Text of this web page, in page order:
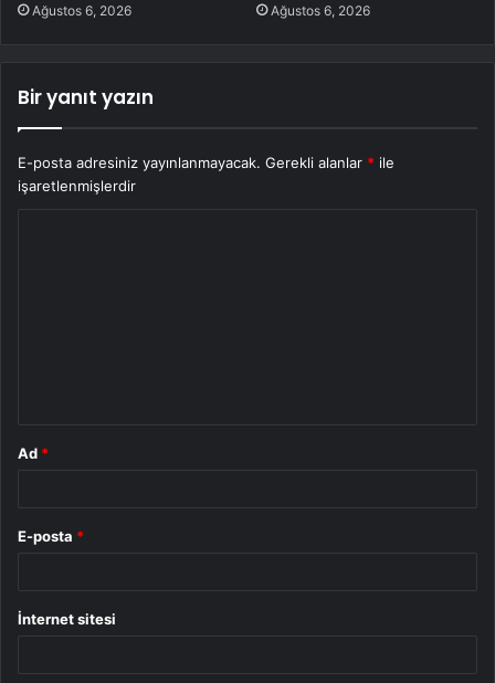
Ağustos 6, 2026 Ağustos 6, 2026
Bir yanıt yazın
E-posta adresiniz yayınlanmayacak. Gerekli alanlar * ile
işaretlenmişlerdir
Ad *
E-posta *
İnternet sitesi